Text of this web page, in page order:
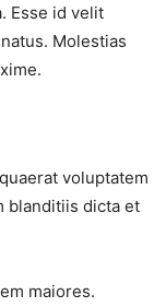
Esse id velit
Molestias
voluptatem
blanditiis dicta et
maiores.